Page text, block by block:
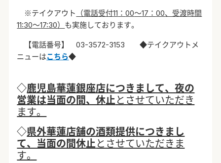
※テイクアウト （電話受付11 ：00～17 ：00、受渡時間
11:30～17:30） も実施しております。
【電話番号】03-3572-3153 ◆テイクアウトメ
ニューはこちら◆
◇鹿児島華蓮銀座店につきまして、夜の
営業は当面の間、休止 とさせていただき
ます。
◇県外華蓮店舗の酒類提供につきまし
て、当面の間休止 とさせていただきま
す。